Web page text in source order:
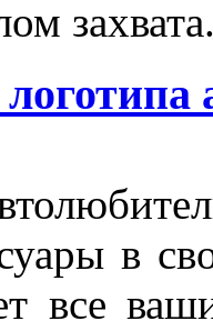
в
все